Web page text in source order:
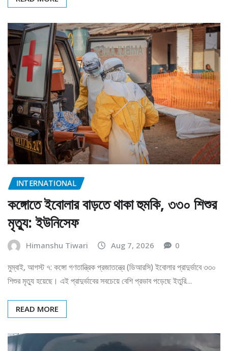
INTERNATIONAL
কঙ্গোতে ইবোলার বাড়তে থাকা হুমকি, ৩৩০ শিশুর
মৃত্যু: ইউনিসেফ
Himanshu Tiwari Aug 7, 2026 0
মুম্বাই, আগস্ট ৭: কঙ্গো গণতান্ত্রিক প্রজাতন্ত্রে (ডিআরসি) ইবোলার প্রাদুর্ভাবে ৩৩০
শিশুর মৃত্যু হয়েছে। এই প্রাদুর্ভাবের সবচেয়ে বেশি প্রভাব পড়েছে ইতুরি…
READ MORE